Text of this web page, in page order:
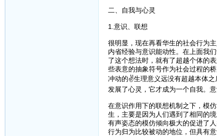
二、自我与心灵
1.意识、联想
很明显，现在再看华生的社会行为
内省经验与意识能动性。在上面我
了这个想法时，就有了超越个体的
些表意的抽象符号作为社会过程的
冲动的✌生理意义远没有超越本体
发展了心灵，它才成为一个自我。
在意识作用下的联想机制之下，模
生，主要是因为人们遇到了相同的
有声姿态的模仿倾向极大的促进了
行为归为比较被动的地位，但具有